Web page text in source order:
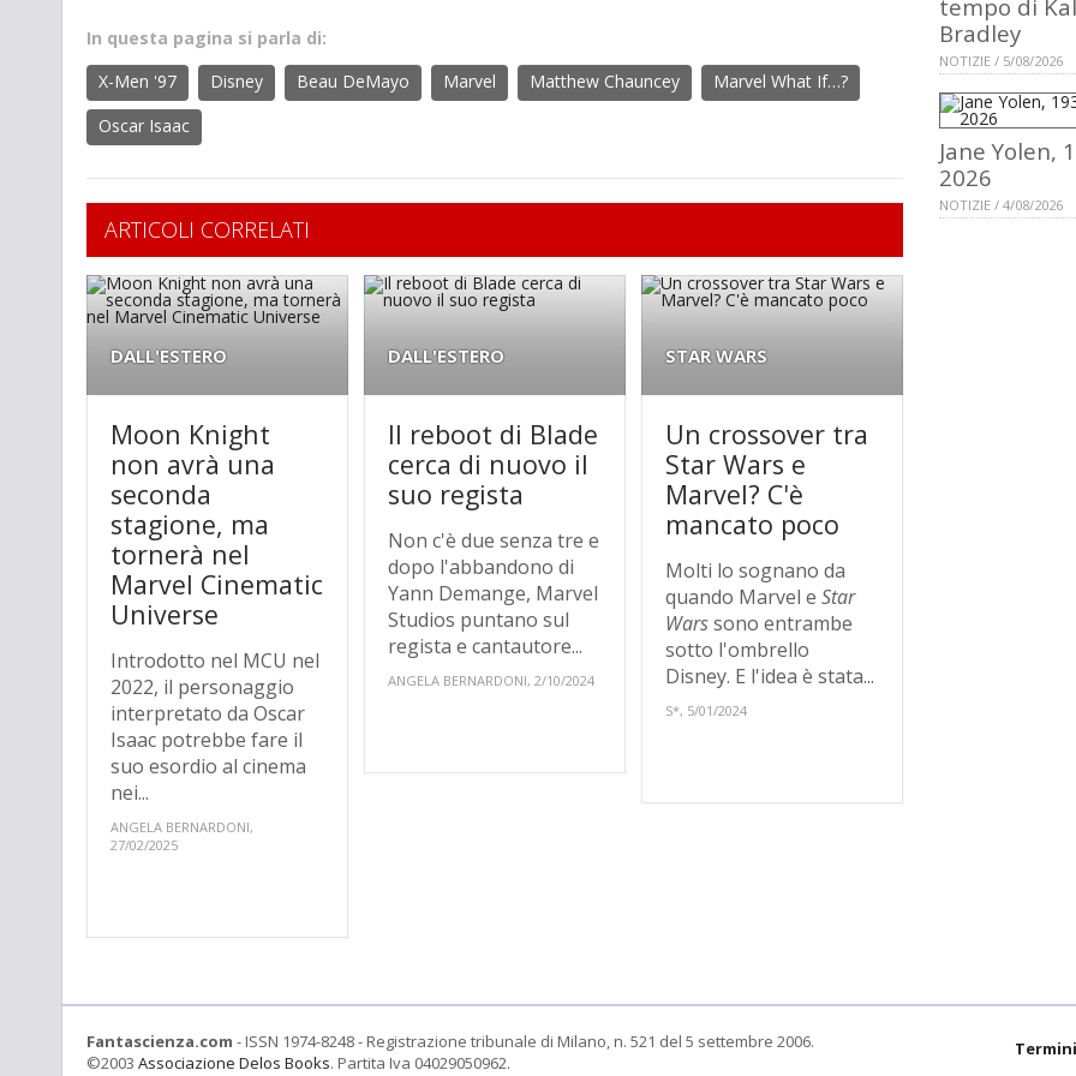
In questa pagina si parla di:
X-Men '97
Disney Beau DeMayo Marvel Matthew Chauncey
Marvel What If…?
Oscar Isaac
ARTICOLI CORRELATI
DALL'ESTERO
Moon Knight
non avrà una
seconda
stagione, ma
tornerà nel
Marvel Cinematic
Universe
Introdotto nel MCU nel
2022, il personaggio
interpretato da Oscar
Isaac potrebbe fare il
suo esordio al cinema
nei...
ANGELA BERNARDONI,
27/02/2025
DALL'ESTERO
Il reboot di Blade
cerca di nuovo il
suo regista
Non c'è due senza tre e
dopo l'abbandono di
Yann Demange, Marvel
Studios puntano sul
regista e cantautore...
ANGELA BERNARDONI, 2/10/2024
STAR WARS
Un crossover tra
Star Wars e
Marvel? C'è
mancato poco
Molti lo sognano da
quando Marvel eStar
Warssono entrambe
sotto l'ombrello
Disney. E l'idea è stata...
S*, 5/01/2024
tempo di
Bradley
NOTIZIE / 5/08/2026
Jane Yolen,
2026
NOTIZIE / 4/08/2026
Fantascienza.com - ISSN 1974-8248 - Registrazione tribunale di Milano, n. 521 del 5 settembre 2006.
©2003 Associazione Delos Books. Partita Iva 04029050962.